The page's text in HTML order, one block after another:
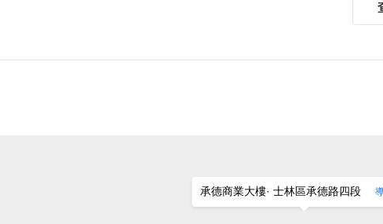
承德商業大樓· 士林區承德路四段